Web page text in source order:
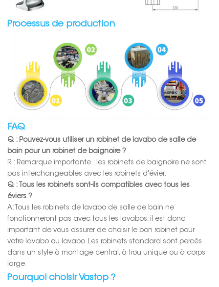
Processus de production
FAQ
Q : Pouvez-vous utiliser un robinet de lavabo de salle de
bain pour un robinet de baignoire ?
R : Remarque importante : les robinets de baignoire ne sont
pas interchangeables avec les robinets d'évier.
Q : Tous les robinets sont-ils compatibles avec tous les
éviers ?
A: Tous les robinets de lavabo de salle de bain ne
fonctionneront pas avec tous les lavabos, il est donc
important de vous assurer de choisir le bon robinet pour
votre lavabo ou lavabo. Les robinets standard sont percés
dans un style à montage central, à trou unique ou à corps
large.
Pourquoi choisir Vastop ?